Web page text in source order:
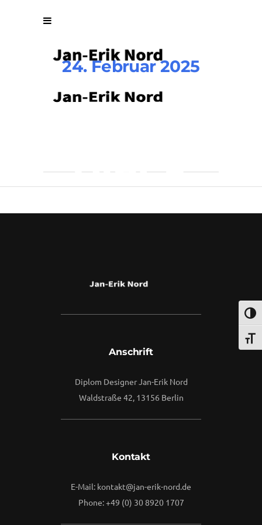
24. Februar 2025
JEN-
black
Anschrift
Diplom Designer Jan-Erik Nord
Waldstraße 42, 13156 Berlin
Kontakt
E-Mail: kontakt@jan-erik-nord.de
Phone: +49 (0) 30 8920 1707